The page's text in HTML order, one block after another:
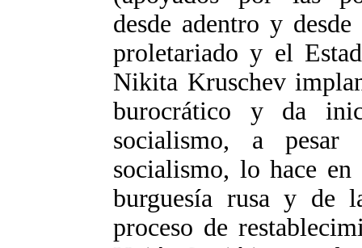
desde adentro y
proletariado y el
Nikita Kruschev
burocrático y da
socialismo, a
socialismo, lo hace
burguesía rusa y de
proceso de